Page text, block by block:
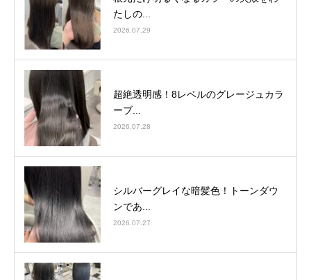
たしの...
2026.07.29
超絶透明感！8レベルのグレージュカラ
ーブ...
2026.07.28
シルバーグレイな暗髪色！トーンダウ
ンであ...
2026.07.27